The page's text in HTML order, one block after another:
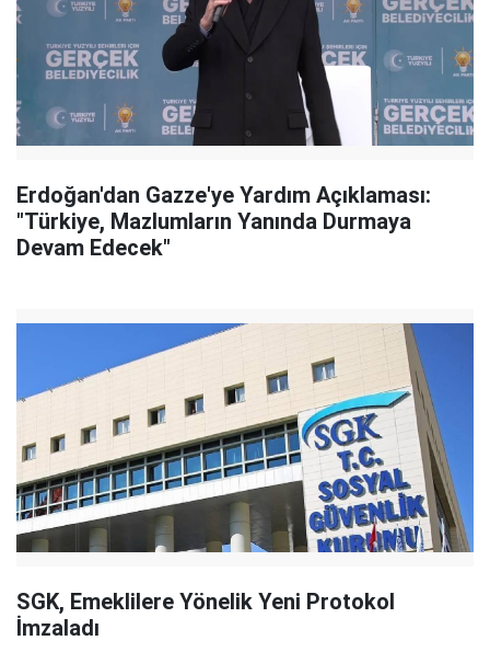
Erdoğan'dan Gazze'ye Yardım Açıklaması:
"Türkiye, Mazlumların Yanında Durmaya
Devam Edecek"
SGK, Emeklilere Yönelik Yeni Protokol
İmzaladı